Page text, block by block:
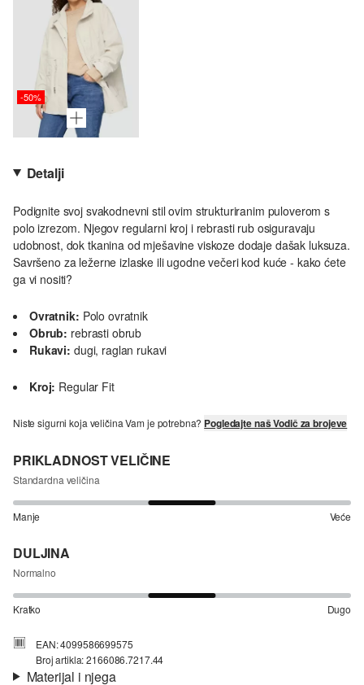
-50%
Detalji
Podignite svoj svakodnevni stil ovim strukturiranim puloverom s
polo izrezom. Njegov regularni kroj i rebrasti rub osiguravaju
udobnost, dok tkanina od mješavine viskoze dodaje dašak luksuza.
Savršeno za ležerne izlaske ili ugodne večeri kod kuće - kako ćete
ga vi nositi?
Ovratnik: Polo ovratnik
Obrub: rebrasti obrub
Rukavi: dugi, raglan rukavi
Kroj: Regular Fit
Niste sigurni koja veličina Vam je potrebna? Pogledajte naš Vodič za brojeve
PRIKLADNOST VELIČINE
Standardna veličina
Manje Veće
DULJINA
Normalno
Kratko Dugo
EAN: 4099586699575
Broj artikla: 2166086.7217.44
Materijal i njega